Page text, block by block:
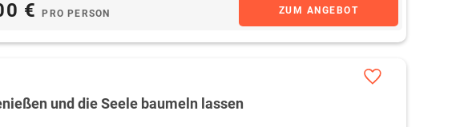
€PRO PERSON ZUM ANGEBOT
und die Seele baumeln lassen